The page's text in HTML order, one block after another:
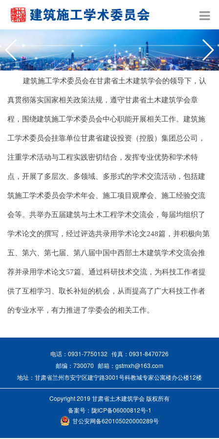
建筑施工学术委员会在甘肃省土木建筑学会的领导下，认
真贯彻落实国家相关政策法规，遵守甘肃省土木建筑学会章
程，围绕建筑施工学术委员会中心职能开展相关工作。建筑施
工学术委员会挂靠单位甘肃省建设投资（控股）集团总公司，
注重学术活动与工程实践密切结合，发挥专业优势和学术特
点，开展了多层次、多领域、多形式的学术交流活动，包括建
筑施工学术委员会学术年会、施工项目观摩会、施工经验交流
会等。共举办五届建筑与土木工程学术交流会，每届均组织了
学术论文的撰写，经过评选共录用学术论文248篇，并积极向第
五、第六、第七届、第八届中国中西部土木建筑学术交流会推
荐并录用学术论文57篇。通过科研技术交流，为科技工作者提
供了互相学习、取长补短的机会，从而提高了广大科技工作者
的专业水平，有力推进了学委会的相关工作。
电话：0931-7750132 传真：0931-8470726
邮编：730070 邮箱：gstmxh@163.com
地址：甘肃省兰州市安宁区建宁路3001号科教城专家公寓楼办公楼12楼
Copyright 2019 甘肃省土木建筑学会 版权所有
备案号： 陇ICP备06000812号-1
甘公安网备620105020000289号